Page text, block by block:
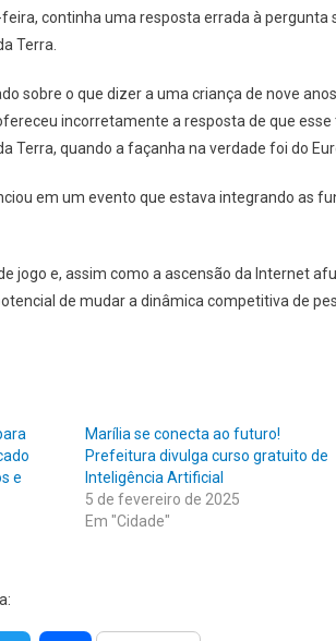
continha uma resposta errada à
Terra.
sobre o que dizer a uma criança de nove
incorretamente a resposta de que
Terra, quando a façanha na verdade foi do
em um evento que estava integrando as
jogo e, assim como a ascensão da Internet
de mudar a dinâmica competitiva de
e
Marília se conecta ao futuro!
Prefeitura divulga curso gratuito de
Inteligência Artificial
5 de fevereiro de 2025
Em "Cidade"